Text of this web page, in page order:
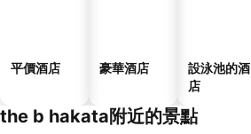
平價酒店 豪華酒店
設泳池的酒
店
the b hakata附近的景點